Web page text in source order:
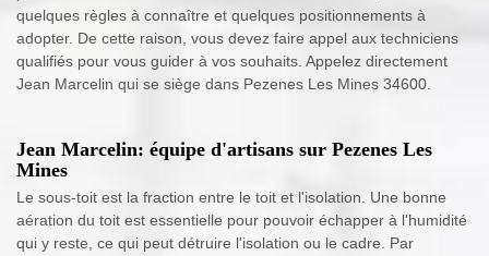
quelques règles à connaître et quelques positionnements à
adopter. De cette raison, vous devez faire appel aux techniciens
qualifiés pour vous guider à vos souhaits. Appelez directement
Jean Marcelin qui se siège dans Pezenes Les Mines 34600.
Jean Marcelin: équipe d'artisans sur Pezenes Les
Mines
Le sous-toit est la fraction entre le toit et l'isolation. Une bonne
aération du toit est essentielle pour pouvoir échapper à l'humidité
qui y reste, ce qui peut détruire l'isolation ou le cadre. Par